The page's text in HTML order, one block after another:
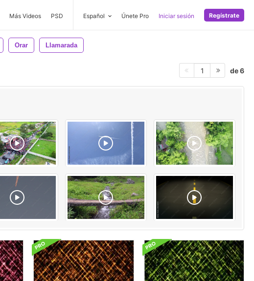
Más Videos PSD Español Únete Pro Iniciar sesión Regístrate
Orar Llamarada
1 de 6